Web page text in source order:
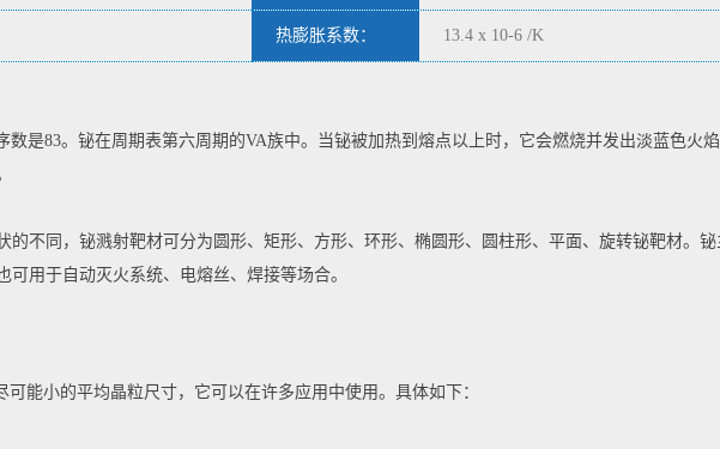
热膨胀系数： 13.4 x 10-6 /K
是83。铋在周期表第六周期的VA族中。当铋被加热到熔点以上时，它会燃烧并发出淡蓝色火
不同，铋溅射靶材可分为圆形、矩形、方形、环形、椭圆形、圆柱形、平面、旋转铋靶材。铋
用于自动灭火系统、电熔丝、焊接等场合。
能小的平均晶粒尺寸，它可以在许多应用中使用。具体如下：